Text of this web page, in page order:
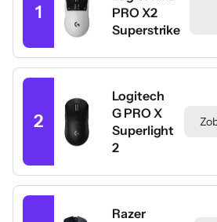
1
PRO X2
Superstrike
2
Logitech
G PRO X
Superlight
2
Razer